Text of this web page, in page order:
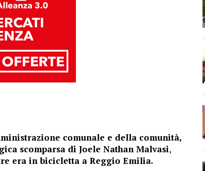
comunale e della comunità,
scomparsa di Joele Nathan Malvasi,
era in bicicletta a Reggio Emilia.